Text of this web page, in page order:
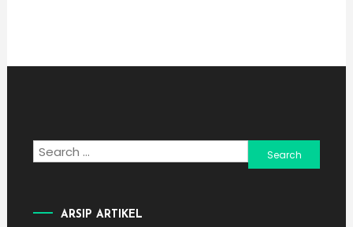
Search
for:
ARSIP ARTIKEL